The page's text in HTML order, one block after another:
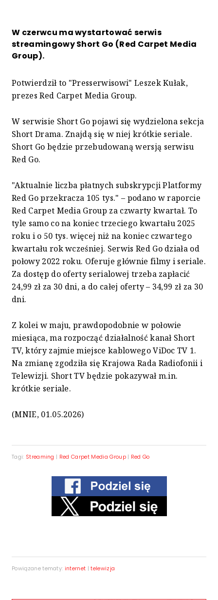
W czerwcu ma wystartować serwis
streamingowy Short Go (Red Carpet Media
Group).
Potwierdził to "Presserwisowi" Leszek Kułak,
prezes Red Carpet Media Group.
W serwisie Short Go pojawi się wydzielona sekcja
Short Drama. Znajdą się w niej krótkie seriale.
Short Go będzie przebudowaną wersją serwisu
Red Go.
"Aktualnie liczba płatnych subskrypcji Platformy
Red Go przekracza 105 tys." – podano w raporcie
Red Carpet Media Group za czwarty kwartał. To
tyle samo co na koniec trzeciego kwartału 2025
roku i o 50 tys. więcej niż na koniec czwartego
kwartału rok wcześniej. Serwis Red Go działa od
połowy 2022 roku. Oferuje głównie filmy i seriale.
Za dostęp do oferty serialowej trzeba zapłacić
24,99 zł za 30 dni, a do całej oferty – 34,99 zł za 30
dni.
Z kolei w maju, prawdopodobnie w połowie
miesiąca, ma rozpocząć działalność kanał Short
TV, który zajmie miejsce kablowego ViDoc TV 1.
Na zmianę zgodziła się Krajowa Rada Radiofonii i
Telewizji. Short TV będzie pokazywał m.in.
krótkie seriale.
(MNIE, 01.05.2026)
Tagi: Streaming | Red Carpet Media Group| Red Go
Powiązane tematy: internet |telewizja